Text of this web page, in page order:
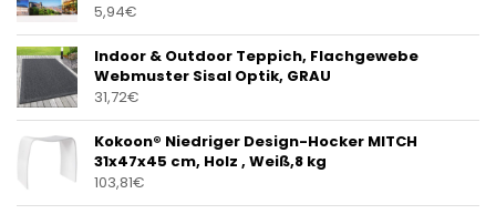
5,94€
Indoor & Outdoor Teppich, Flachgewebe
Webmuster Sisal Optik, GRAU
31,72€
Kokoon® Niedriger Design-Hocker MITCH
31x47x45 cm, Holz , Weiß,8 kg
103,81€